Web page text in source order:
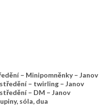
– Minipomněnky – Janov
– twirling – Janov
– DM – Janov
sóla, dua